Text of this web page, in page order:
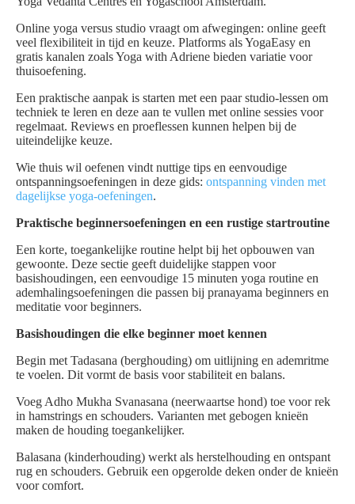
Online yoga versus studio vraagt om afwegingen: online geeft
veel flexibiliteit in tijd en keuze. Platforms als YogaEasy en
gratis kanalen zoals Yoga with Adriene bieden variatie voor
thuisoefening.
Een praktische aanpak is starten met een paar studio-lessen om
techniek te leren en deze aan te vullen met online sessies voor
regelmaat. Reviews en proeflessen kunnen helpen bij de
uiteindelijke keuze.
Wie thuis wil oefenen vindt nuttige tips en eenvoudige
ontspanningsoefeningen in deze gids: ontspanning vinden met
dagelijkse yoga-oefeningen.
Praktische beginnersoefeningen en een rustige startroutine
Een korte, toegankelijke routine helpt bij het opbouwen van
gewoonte. Deze sectie geeft duidelijke stappen voor
basishoudingen, een eenvoudige 15 minuten yoga routine en
ademhalingsoefeningen die passen bij pranayama beginners en
meditatie voor beginners.
Basishoudingen die elke beginner moet kennen
Begin met Tadasana (berghouding) om uitlijning en ademritme
te voelen. Dit vormt de basis voor stabiliteit en balans.
Voeg Adho Mukha Svanasana (neerwaartse hond) toe voor rek
in hamstrings en schouders. Varianten met gebogen knieën
maken de houding toegankelijker.
Balasana (kinderhouding) werkt als herstelhouding en ontspant
rug en schouders. Gebruik een opgerolde deken onder de knieën
voor comfort.